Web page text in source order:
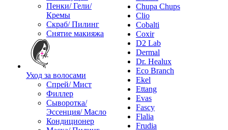
Пенки/ Гели/
Кремы
Скраб/ Пилинг
Снятие макияжа
Уход за волосами
Спрей/ Мист
Филлер
Сыворотка/
Эссенция/ Масло
Кондиционер
Chupa Chups
Clio
Cobalti
Coxir
D2 Lab
Dermal
Dr. Healux
Eco Branch
Ekel
Ettang
Evas
Fascy
Flalia
Frudia